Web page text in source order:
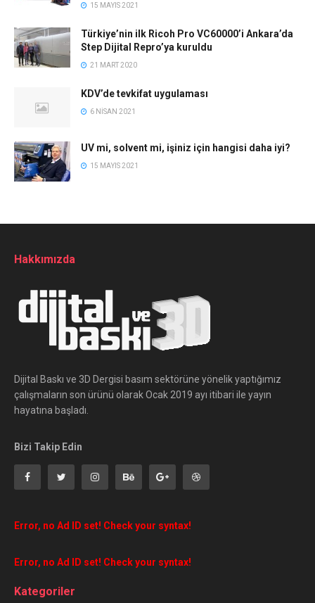
15 MAYIS 2021
Türkiye’nin ilk Ricoh Pro VC60000’i Ankara’da
Step Dijital Repro’ya kuruldu
21 MART 2020
KDV’de tevkifat uygulaması
6 NISAN 2021
UV mi, solvent mi, işiniz için hangisi daha iyi?
15 MAYIS 2021
Hakkımızda
Dijital Baskı ve 3D Dergisi basım sektörüne yönelik yaptığımız
çalışmaların son ürünü olarak Ocak 2019 ayı itibari ile yayın
hayatına başladı.
Bizi Takip Edin
Error, no Ad ID set! Check your syntax!
Error, no Ad ID set! Check your syntax!
Kategoriler